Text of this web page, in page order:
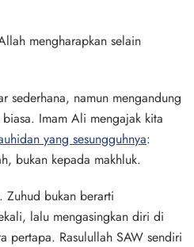
mengharapkan selain
sederhana, namun mengandung
Imam Ali mengajak kita
yang sesungguhnya:
bukan kepada makhluk.
Zuhud bukan berarti
lalu mengasingkan diri di
pertapa. Rasulullah SAW sendiri